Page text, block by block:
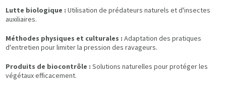
Lutte biologique : Utilisation de prédateurs naturels et d'insectes
auxiliaires.
Méthodes physiques et culturales : Adaptation des pratiques
d'entretien pour limiter la pression des ravageurs.
Produits de biocontrôle : Solutions naturelles pour protéger les
végétaux efficacement.